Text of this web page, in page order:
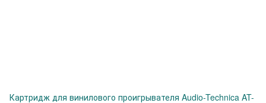
Картридж для винилового проигрывателя Audio-Technica AT-